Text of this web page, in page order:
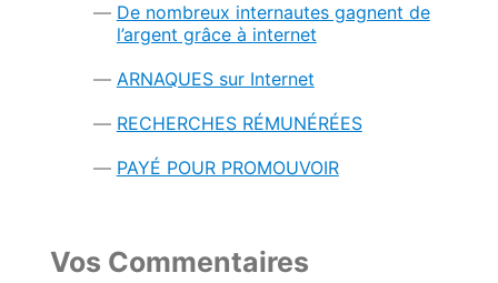
De nombreux internautes gagnent de
l’argent grâce à internet
ARNAQUES sur Internet
RECHERCHES RÉMUNÉRÉES
PAYÉ POUR PROMOUVOIR
Vos Commentaires